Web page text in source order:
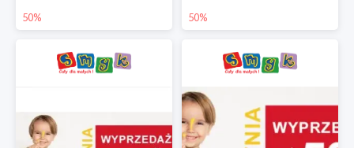
50% 50%